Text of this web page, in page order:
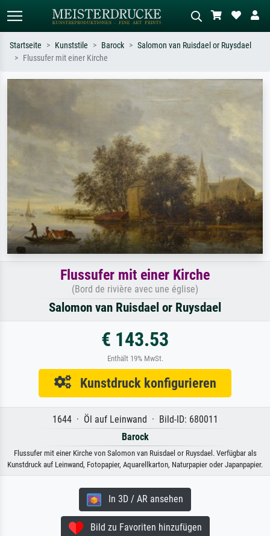
Sternennacht, Impressionismus, Welle
Beschreiben Sie die Szene – z.B. Grüne
Wiese, Abstrakt mit viel Rot, Dunkles
Startseite Kunststile Barock
Salomon van Ruisdael or Ruysdael
Flussufer mit einer Kirche
Flussufer mit einer Kirche
(Bord de rivière avec une église)
Salomon van Ruisdael or Ruysdael
€ 143.53
Enthält 19% MwSt.
Kunstdruck konfigurieren
1644 · Öl auf Leinwand · Bild-ID: 680011
Barock
Flussufer mit einer Kirche von Salomon van Ruisdael or Ruysdael. Verfügbar als
Kunstdruck auf Leinwand, Fotopapier, Aquarellkarton, Naturpapier oder Japanpapier.
In 3D / AR ansehen
Bild zu Favoriten hinzufügen